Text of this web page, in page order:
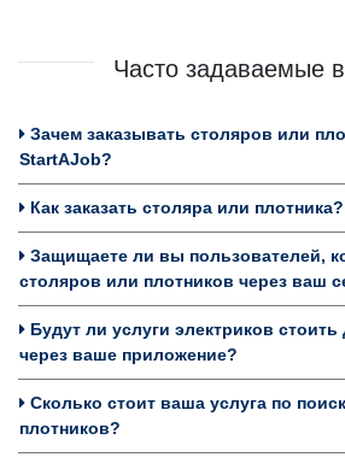
Часто задаваемые
Зачем заказывать столяров или
StartAJob?
Как заказать столяра или плотника?
Защищаете ли вы пользователей,
столяров или плотников через ваш
Будут ли услуги электриков стоить
через ваше приложение?
Сколько стоит ваша услуга по
плотников?